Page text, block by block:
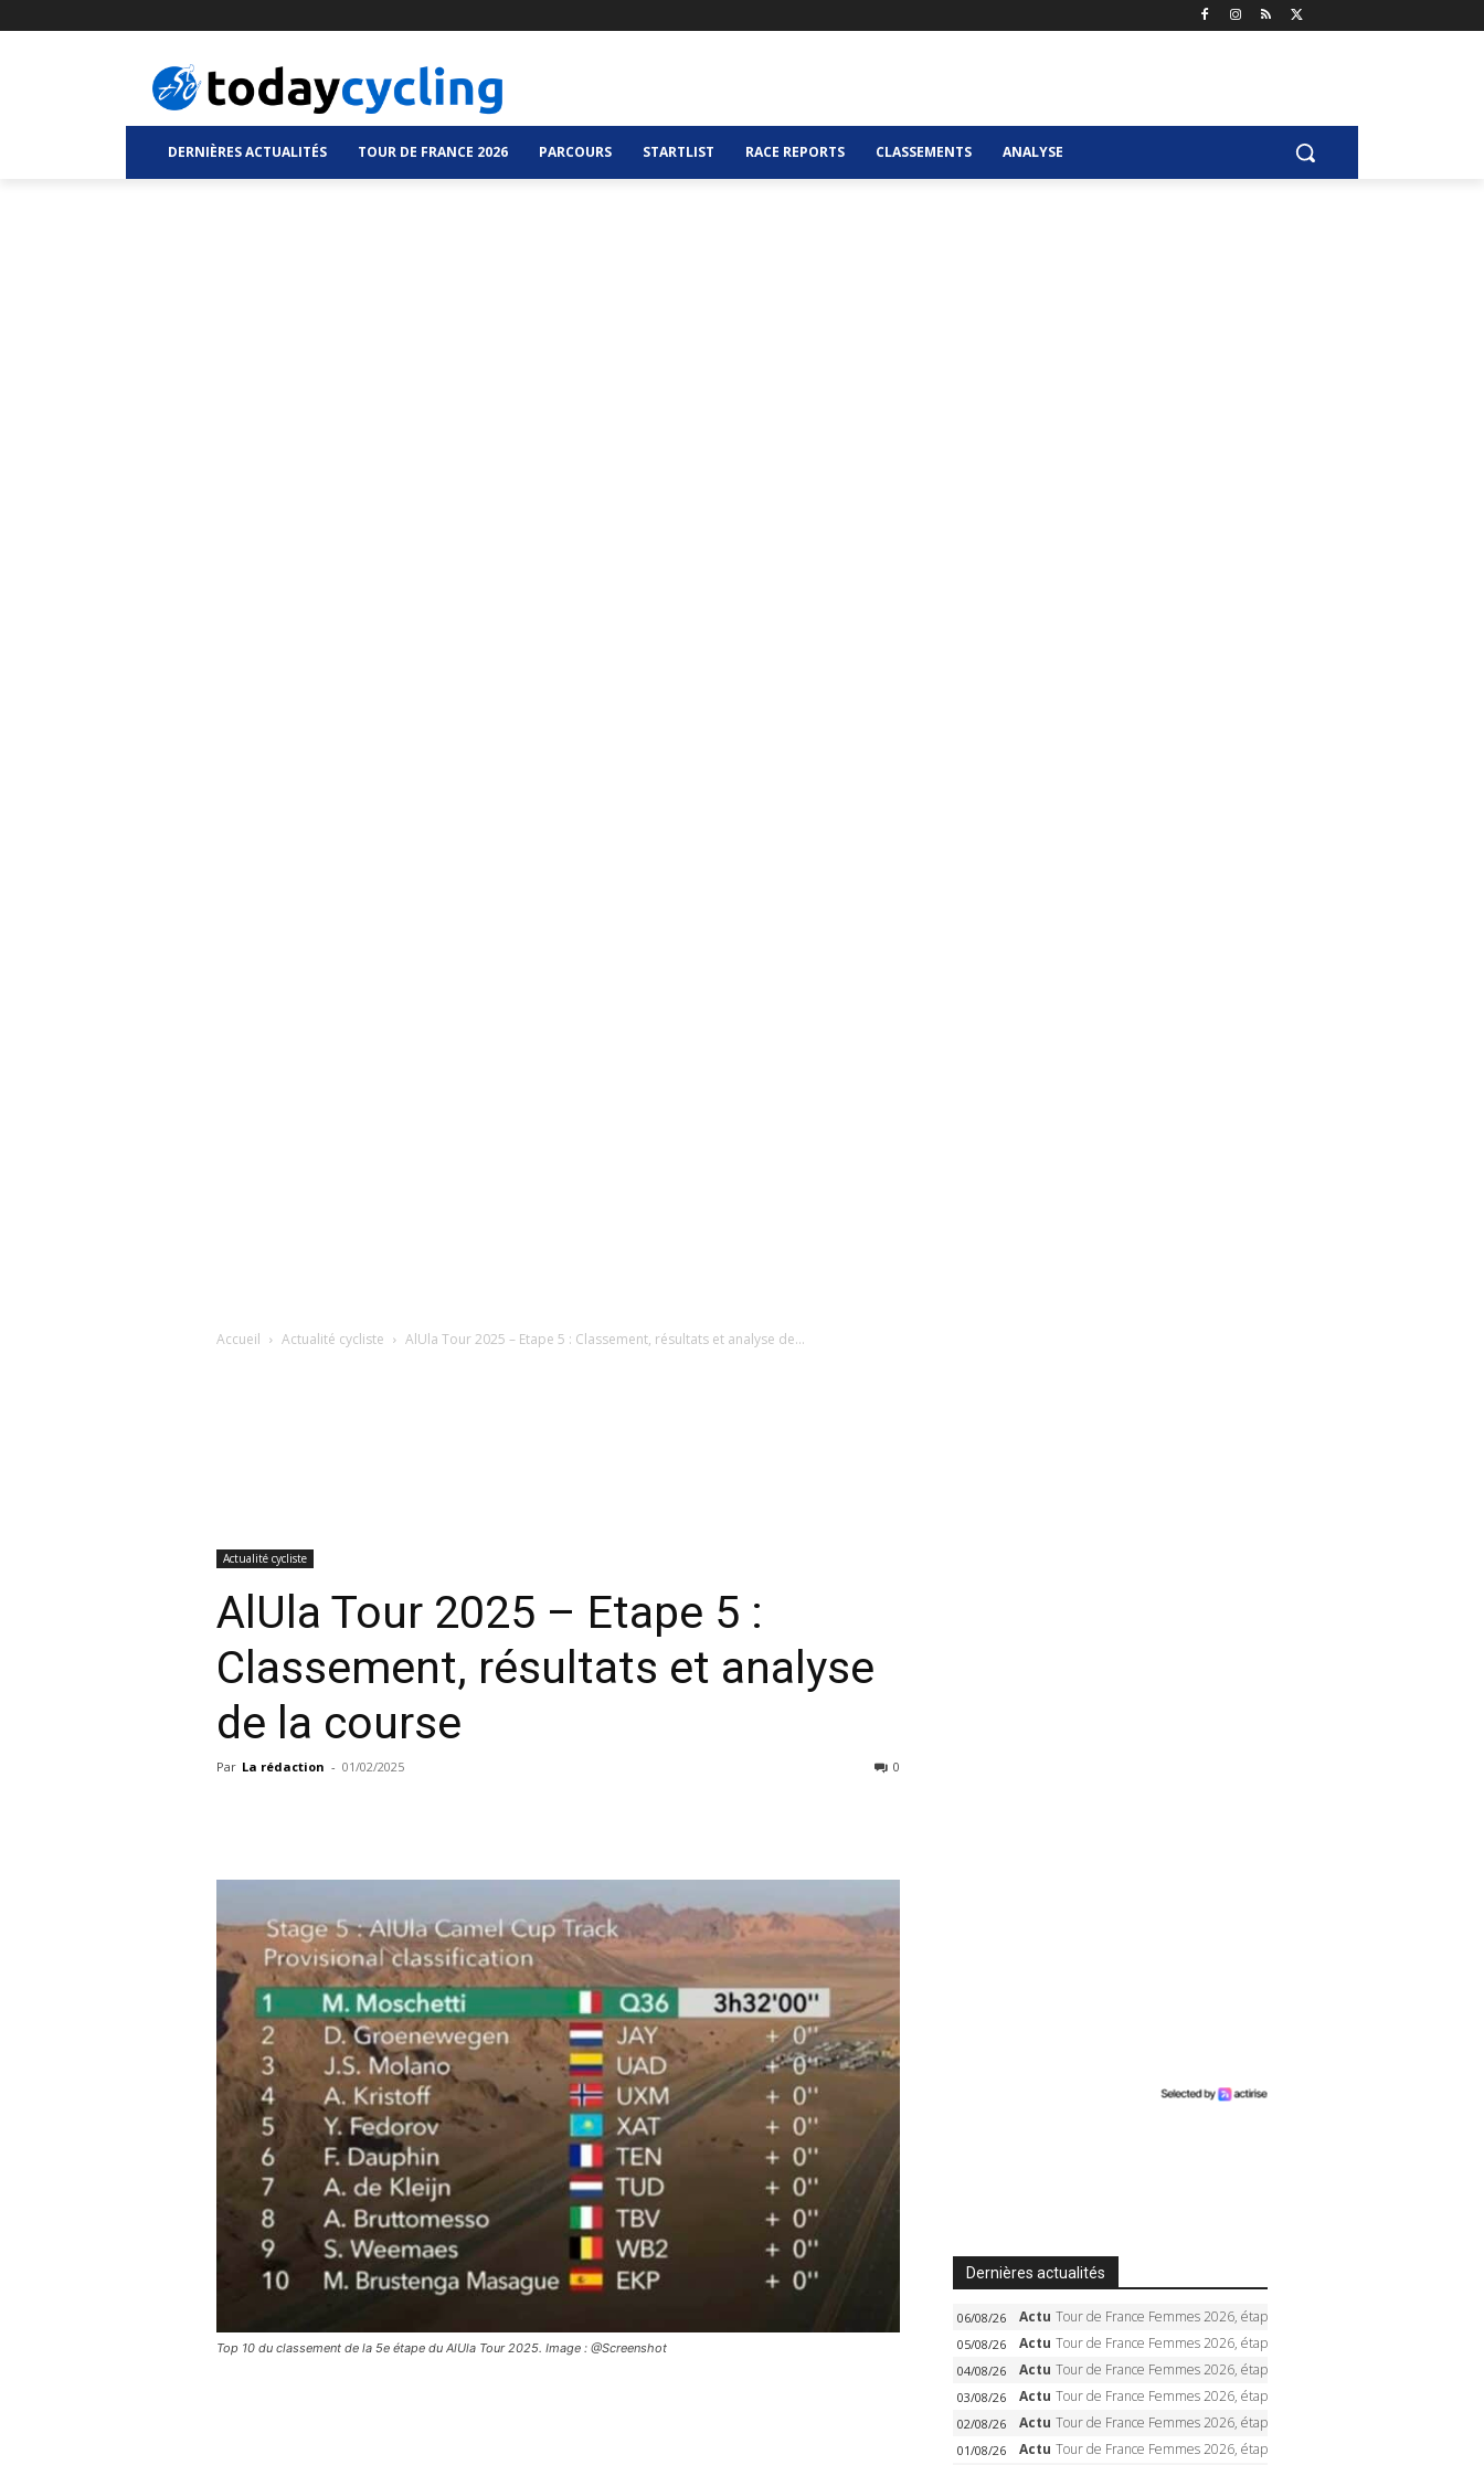
DERNIÈRES ACTUALITÉS TOUR DE FRANCE 2026 PARCOURS STARTLIST RACE REPORTS CLASSEMENTS ANALYSE
Accueil Actualité cycliste AlUla Tour 2025 – Etape 5 : Classement, résultats et analyse de...
Actualité cycliste
AlUla Tour 2025 – Etape 5 :
Classement, résultats et analyse
de la course
Par La rédaction - 01/02/2025 0
Top 10 du classement de la 5e étape du AlUla Tour 2025. Image : @Screenshot
Dernières actualités
06/08/26 Actu Tour de France Femmes 2026, étape 6 – Kim Le Court-Pienaar gagne à Tournon, Reusser en jaune
05/08/26 Actu Tour de France Femmes 2026, étape 5 – Demi Vollering gagne à Belleville, Reusser en jaune, Ferrand-Prévot coule
04/08/26 Actu Tour de France Femmes 2026, étape 4 – Marlen Reusser écrase le chrono, Ferrand-Prévot en crise
03/08/26 Actu Tour de France Femmes 2026, étape 3 – Sigrid Haugset en solitaire, 88 km d’échappée, maillot jaune
02/08/26 Actu Tour de France Femmes 2026, étape 2 – Lorena Wiebes doublé à Genève, Markus héroïque, 7e record
01/08/26 Actu Tour de France Femmes 2026, étape 1 – Lorena Wiebes intouchable à Lausanne, premier maillot jaune